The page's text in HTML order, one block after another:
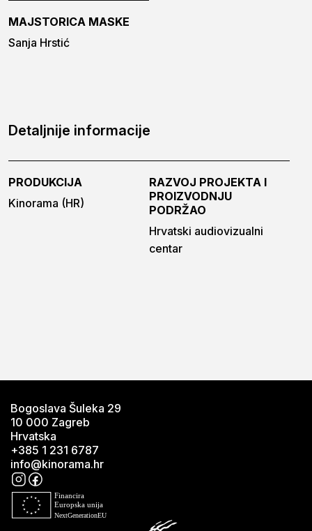
MAJSTORICA MASKE
Sanja Hrstić
Detaljnije informacije
PRODUKCIJA
Kinorama (HR)
RAZVOJ PROJEKTA I
PROIZVODNJU
PODRŽAO
Hrvatski audiovizualni
centar
Bogoslava Šuleka 29
10 000 Zagreb
Hrvatska
+385 1 231 6787
info@kinorama.hr